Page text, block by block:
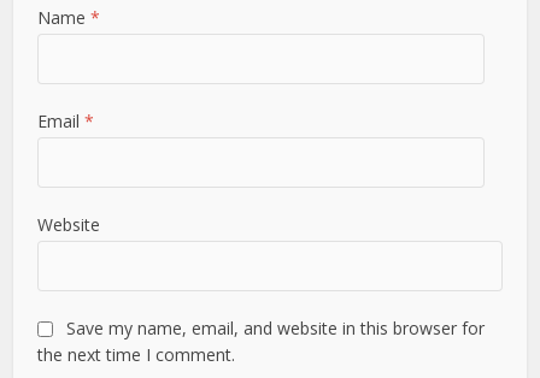
Name*
Email*
Website
Save my name, email, and website in this browser for
the next time I comment.